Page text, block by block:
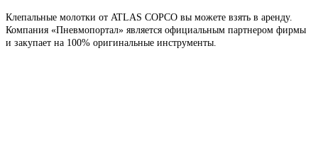
Клепальные молотки от ATLAS COPCO вы можете взять в аренду.
Компания «Пневмопортал» является официальным партнером фирмы
и закупает на 100% оригинальные инструменты.